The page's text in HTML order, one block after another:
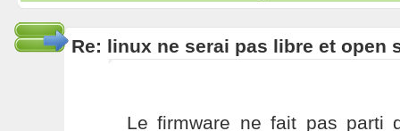
Re: linux ne serai pas libre et open
Le firmware ne fait pas parti